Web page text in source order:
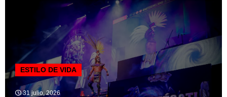
ESTILO DE VIDA
31 julio, 2026